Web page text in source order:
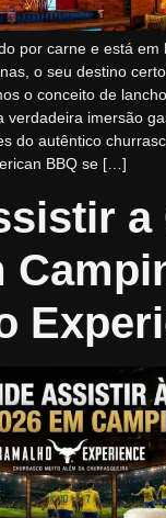
por carne e está em
o seu destino
o conceito de
verdadeira imersão
do autêntico
BBQ se […]
a